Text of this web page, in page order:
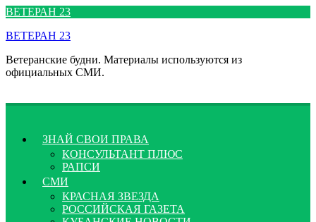
Перейти
содержимому
ВЕТЕРАН 23
ВЕТЕРАН 23
Ветеранские будни. Материалы используются из
официальных СМИ.
ЗНАЙ СВОИ ПРАВА
КОНСУЛЬТАНТ ПЛЮС
РАПСИ
СМИ
КРАСНАЯ ЗВЕЗДА
РОССИЙСКАЯ ГАЗЕТА